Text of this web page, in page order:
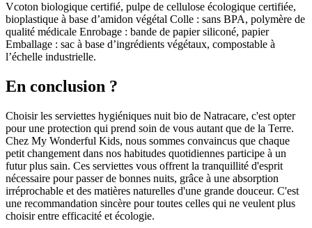
Vcoton biologique certifié, pulpe de cellulose écologique certifiée,
bioplastique à base d’amidon végétal Colle : sans BPA, polymère de
qualité médicale Enrobage : bande de papier siliconé, papier
Emballage : sac à base d’ingrédients végétaux, compostable à
l’échelle industrielle.
En conclusion ?
Choisir les serviettes hygiéniques nuit bio de Natracare, c'est opter
pour une protection qui prend soin de vous autant que de la Terre.
Chez My Wonderful Kids, nous sommes convaincus que chaque
petit changement dans nos habitudes quotidiennes participe à un
futur plus sain. Ces serviettes vous offrent la tranquillité d'esprit
nécessaire pour passer de bonnes nuits, grâce à une absorption
irréprochable et des matières naturelles d'une grande douceur. C'est
une recommandation sincère pour toutes celles qui ne veulent plus
choisir entre efficacité et écologie.